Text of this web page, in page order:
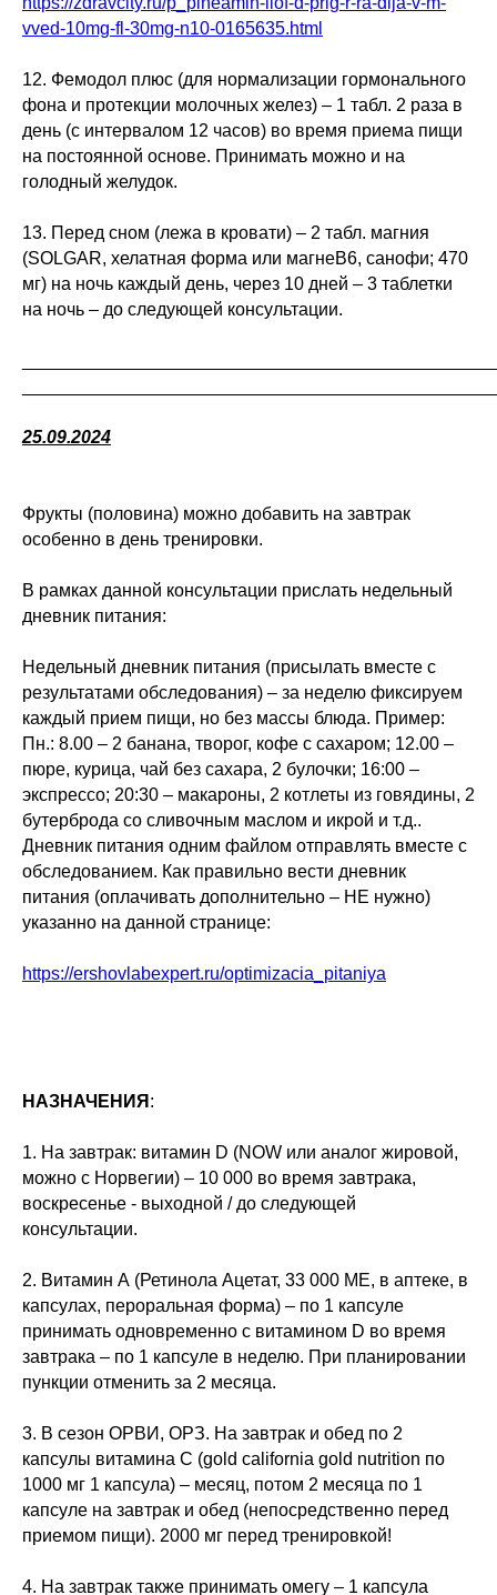
vved-10mg-fl-30mg-n10-0165635.html
12. Фемодол плюс (для нормализации гормонального
фона и протекции молочных желез) – 1 табл. 2 раза в
день (с интервалом 12 часов) во время приема пищи
на постоянной основе. Принимать можно и на
голодный желудок.
13. Перед сном (лежа в кровати) – 2 табл. магния
(SOLGAR, хелатная форма или магнеВ6, санофи; 470
мг) на ночь каждый день, через 10 дней – 3 таблетки
на ночь – до следующей консультации.
25.09.2024
Фрукты (половина) можно добавить на завтрак
особенно в день тренировки.
В рамках данной консультации прислать недельный
дневник питания:
Недельный дневник питания (присылать вместе с
результатами обследования) – за неделю фиксируем
каждый прием пищи, но без массы блюда. Пример:
Пн.: 8.00 – 2 банана, творог, кофе с сахаром; 12.00 –
пюре, курица, чай без сахара, 2 булочки; 16:00 –
экспрессо; 20:30 – макароны, 2 котлеты из говядины, 2
бутерброда со сливочным маслом и икрой и т.д..
Дневник питания одним файлом отправлять вместе с
обследованием. Как правильно вести дневник
питания (оплачивать дополнительно – НЕ нужно)
указанно на данной странице:
https://ershovlabexpert.ru/optimizacia_pitaniya
НАЗНАЧЕНИЯ :
1. На завтрак: витамин D (NOW или аналог жировой,
можно с Норвегии) – 10 000 во время завтрака,
воскресенье - выходной / до следующей
консультации.
2. Витамин А (Ретинола Ацетат, 33 000 МЕ, в аптеке, в
капсулах, пероральная форма) – по 1 капсуле
принимать одновременно с витамином D во время
завтрака – по 1 капсуле в неделю. При планировании
пункции отменить за 2 месяца.
3. В сезон ОРВИ, ОРЗ. На завтрак и обед по 2
капсулы витамина С (gold california gold nutrition по
1000 мг 1 капсула) – месяц, потом 2 месяца по 1
капсуле на завтрак и обед (непосредственно перед
приемом пищи). 2000 мг перед тренировкой!
4. На завтрак также принимать омегу – 1 капсула